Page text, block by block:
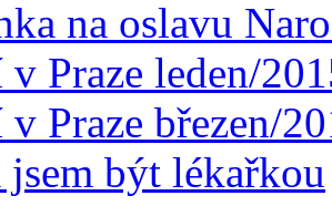
na oslavu
v Praze leden/
v Praze březen/
jsem být lékařkou